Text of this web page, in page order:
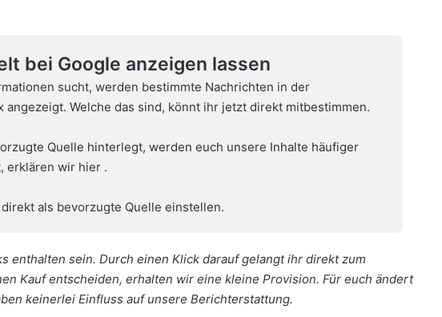
bei Google anzeigen lassen
sucht, werden bestimmte Nachrichten in der
angezeigt. Welche das sind, könnt ihr jetzt direkt mitbestimmen.
Quelle hinterlegt, werden euch unsere Inhalte häufiger
erklären wir hier .
als bevorzugte Quelle einstellen.
enthalten sein. Durch einen Klick darauf gelangt ihr direkt zum
Kauf entscheiden, erhalten wir eine kleine Provision. Für euch ändert
keinerlei Einfluss auf unsere Berichterstattung.